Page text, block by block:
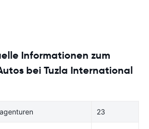
Informationen zum
bei Tuzla International
23